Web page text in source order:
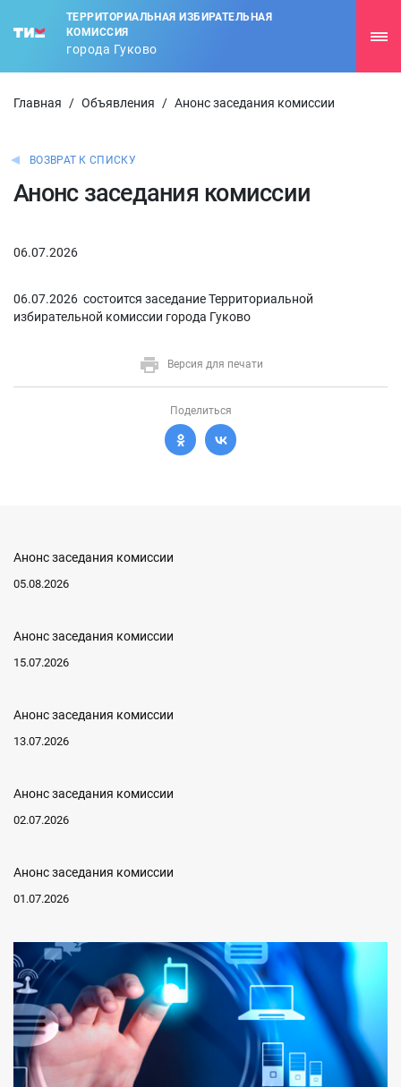
ТЕРРИТОРИАЛЬНАЯ ИЗБИРАТЕЛЬНАЯ
КОМИССИЯ
города Гуково
Главная / Объявления / Анонс заседания комиссии
ВОЗВРАТ К СПИСКУ
Анонс заседания комиссии
06.07.2026
06.07.2026 состоится заседание Территориальной
избирательной комиссии города Гуково
Версия для печати
Поделиться
Анонс заседания комиссии
05.08.2026
Анонс заседания комиссии
15.07.2026
Анонс заседания комиссии
13.07.2026
Анонс заседания комиссии
02.07.2026
Анонс заседания комиссии
01.07.2026